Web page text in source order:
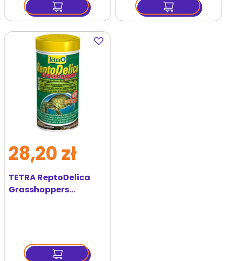
Dodaj
do
TETRA ReptoDelica
Grasshoppers
28,20 zł